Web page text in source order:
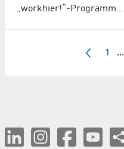
„workhier!“-Programm…
1 ...